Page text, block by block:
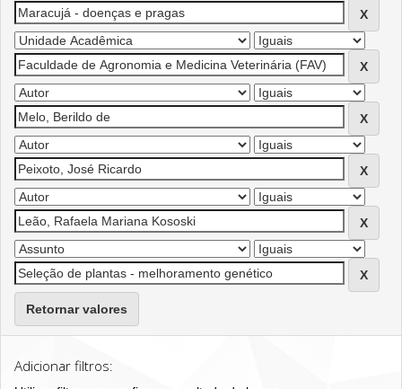
Retornar valores
Adicionar filtros: